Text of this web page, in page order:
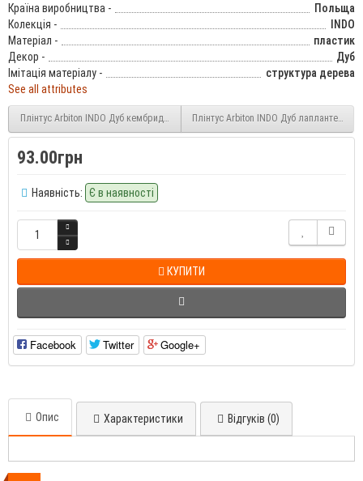
Країна виробництва -
Польща
Колекція -
INDO
Матеріал -
пластик
Декор -
Дуб
Імітація матеріалу -
структура дерева
See all attributes
Плінтус Arbiton INDO Дуб кембридж (134-indo) 70 ммПлінтус Arbiton INDO Дуб лапланте (6-
93.00грн
Наявність: Є в наявності
КУПИТИ
Facebook Twitter Google+
Опис Характеристики Відгуків (0)